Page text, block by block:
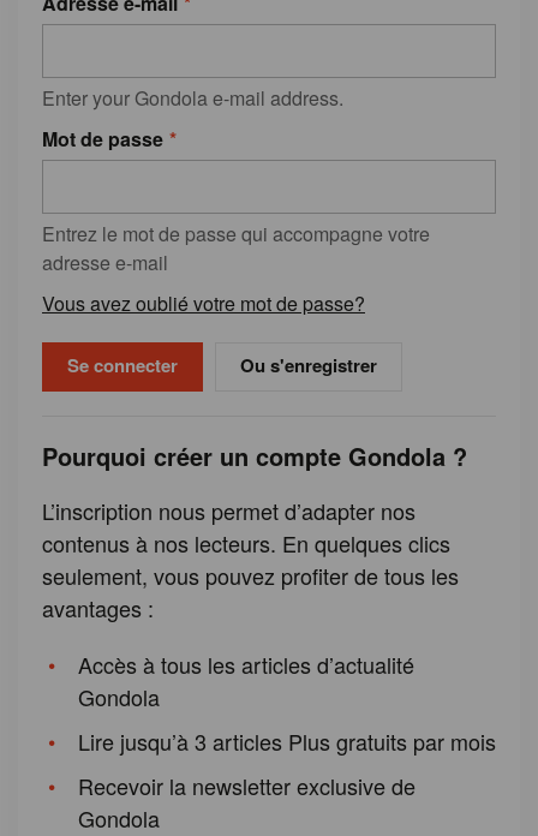
Enter your Gondola e-mail address.
Mot de passe
Entrez le mot de passe qui accompagne votre
adresse e-mail
Vous avez oublié votre mot de passe?
Ou s'enregistrer
Pourquoi créer un compte Gondola ?
L’inscription nous permet d’adapter nos
contenus à nos lecteurs. En quelques clics
seulement, vous pouvez profiter de tous les
avantages :
Accès à tous les articles d’actualité
Gondola
Lire jusqu’à 3 articles Plus gratuits par mois
Recevoir la newsletter exclusive de
Gondola